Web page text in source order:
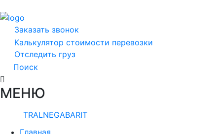
Заказать звонок
Калькулятор стоимости перевозки
Отследить груз
Поиск
МЕНЮ
TRALNEGABARIT